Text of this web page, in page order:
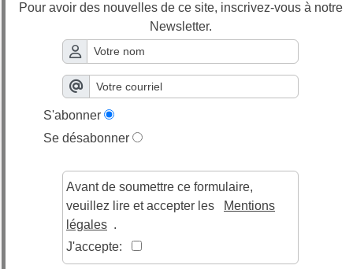
Pour avoir des nouvelles de ce site, inscrivez-vous à notre
Newsletter.
S'abonner
Se désabonner
Avant de soumettre ce formulaire,
veuillez lire et accepter les
Mentions
légales .
J'accepte: